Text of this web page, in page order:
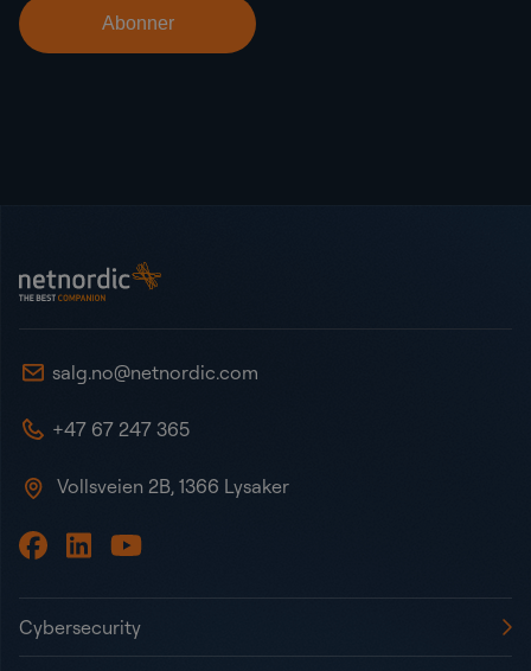
NetNordic Norway
salg.no@netnordic.com
+47 67 247 365
Vollsveien 2B, 1366 Lysaker
Cybersecurity